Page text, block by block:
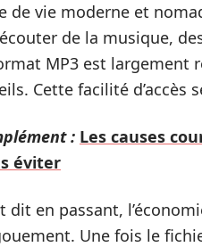
de vie moderne et
de la musique,
MP3 est
Cette facilité
: Les causes
éviter
dit en passant,
Une fois le